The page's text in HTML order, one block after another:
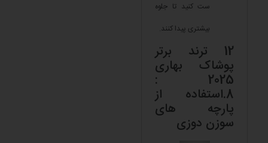
ست کنید تا جلوه
بیشتری پیدا کنند.
12 ترند برتر
پوشاک بهاری
2025 :
8.استفاده از
پارچه‌ های
سوزن دوزی